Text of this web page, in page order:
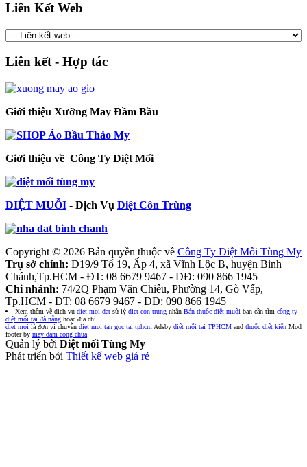
Liên Kết Web
Liên kết - Hợp tác
Giới thiệu Xưỡng May Đầm Bầu
Giới thiệu về Công Ty Diệt Mối
DIỆT MUỖI - Dịch Vụ Diệt Côn Trùng
Copyright © 2026 Bản quyền thuộc về Công Ty Diệt Mối Tùng My
Trụ sở chính: D19/9 Tổ 19, Ấp 4, xã Vĩnh Lộc B, huyện Bình
Chánh,Tp.HCM - ĐT: 08 6679 9467 - DĐ: 090 866 1945
Chi nhánh: 74/2Q Phạm Văn Chiêu, Phường 14, Gò Vấp,
Tp.HCM - ĐT: 08 6679 9467 - DĐ: 090 866 1945
Xem thêm về dịch vụ diet moi dat sử lý diet con trung nhận Bán thuốc diệt muỗi bạn cần tìm công ty
diệt mối tại đà nẵng hoạc địa chỉ
diet moi là đơn vị chuyên diet moi tan goc tai tphcm Adsby diệt mối tại TPHCM and thuốc diệt kiến Mod
footer by may dam cong chua
Quản lý bởi Diệt mối Tùng My
Phát triển bởi Thiết kế web giá rẻ